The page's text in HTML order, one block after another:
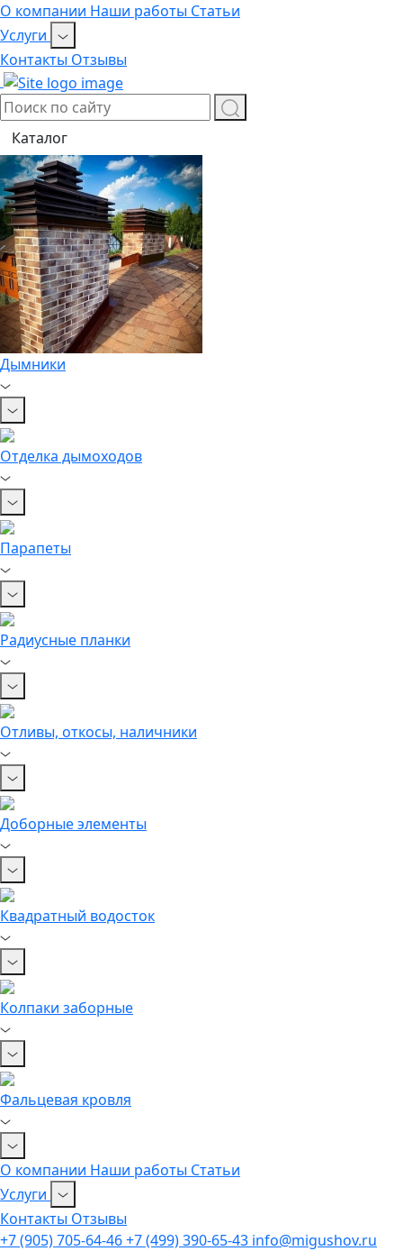
О компании Наши работы Статьи
Услуги
Контакты Отзывы
Каталог
Дымники
Отделка дымоходов
Парапеты
Радиусные планки
Отливы, откосы, наличники
Доборные элементы
Квадратный водосток
Колпаки заборные
Фальцевая кровля
О компании Наши работы Статьи
Услуги
Контакты Отзывы
+7 (905) 705-64-46+7 (499) 390-65-43 info@migushov.ru